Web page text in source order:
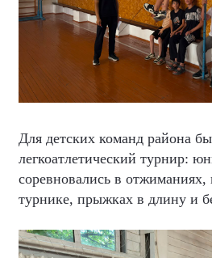
Для детских команд района
легкоатлетический турнир:
соревновались в отжиманиях,
турнике, прыжках в длину и